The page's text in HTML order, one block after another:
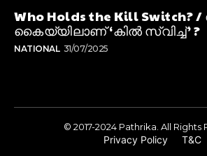
Who Holds the Kill
കൈയ്യിലാണ് ‘കിൽ സ്വിച്ച്’ ?
NATIONAL 31/07/2025
© 2017-2024 Pathrika. All Rights
Privacy Policy T&C